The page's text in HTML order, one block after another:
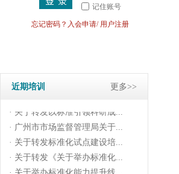
记住账号
忘记密码？ 入会申请/ 用户注册
更多>>
近期培训
· 关于举办标准化能力提升线...
· 关于转发《标准化(试点)建...
· 关于转发《标准化文件编写...
· 广州市市场监督管理局关于...
· 关于转发标准化试点建设培...
· 关于转发《关于举办标准化...
· 关于举办标准化能力提升线...